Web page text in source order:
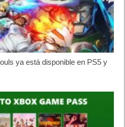
ya está disponible en PS5 y